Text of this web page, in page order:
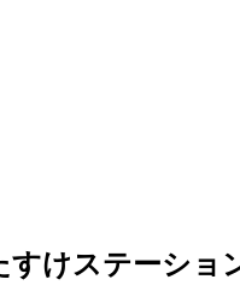
すけステーショ